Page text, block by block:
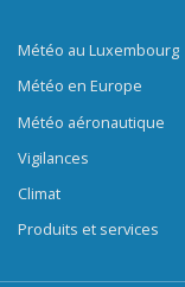
Météo au Luxembourg
Météo en Europe
Météo aéronautique
Vigilances
Climat
Produits et services